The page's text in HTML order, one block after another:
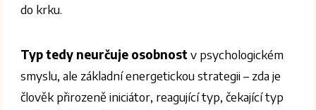
do krku.
Typ tedy neurčuje osobnost v psychologickém
smyslu, ale základní energetickou strategii – zda je
člověk přirozeně iniciátor, reagující typ, čekající typ